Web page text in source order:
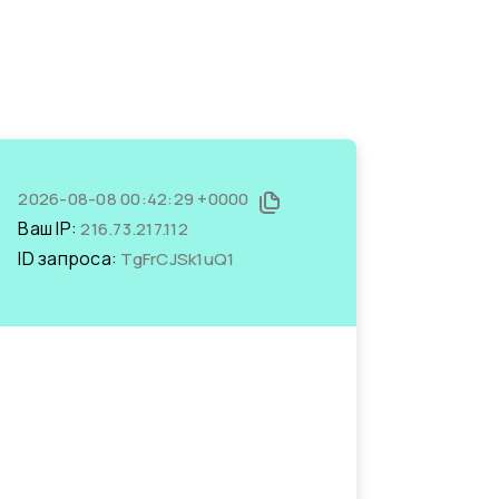
2026-08-08 00:42:29 +0000
Ваш IP:216.73.217.112
ID запроса: TgFrCJSk1uQ1